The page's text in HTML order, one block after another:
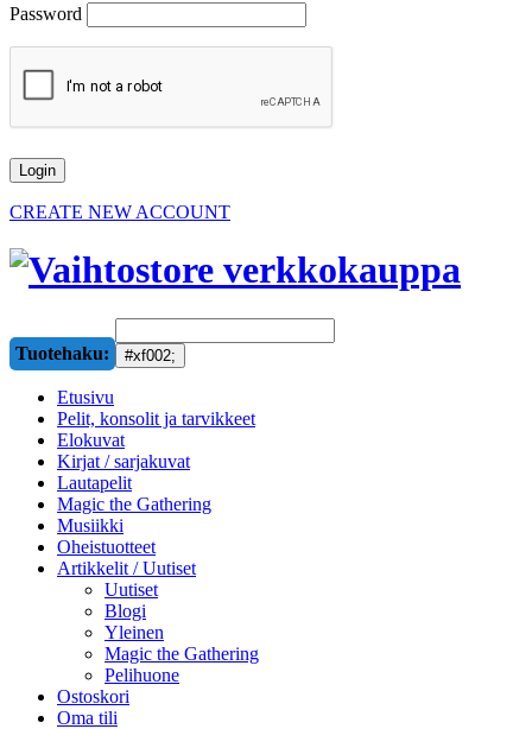
Password
CREATE NEW ACCOUNT
Tuotehaku:
Etusivu
Pelit, konsolit ja tarvikkeet
Elokuvat
Kirjat / sarjakuvat
Lautapelit
Magic the Gathering
Musiikki
Oheistuotteet
Artikkelit / Uutiset
Uutiset
Blogi
Yleinen
Magic the Gathering
Pelihuone
Ostoskori
Oma tili